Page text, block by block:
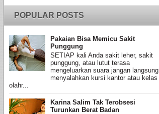
POPULAR POSTS
Pakaian Bisa Memicu Sakit
Punggung
SETIAP kali Anda sakit leher, sakit
punggung, atau lutut terasa
mengeluarkan suara jangan langsung
menyalahkan kursi kantor atau kelas
olahr...
Karina Salim Tak Terobsesi
Turunkan Berat Badan